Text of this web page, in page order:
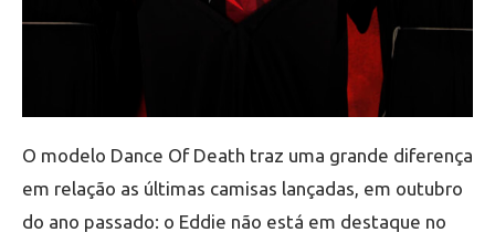
O modelo Dance Of Death traz uma grande diferença
em relação as últimas camisas lançadas, em outubro
do ano passado: o Eddie não está em destaque no